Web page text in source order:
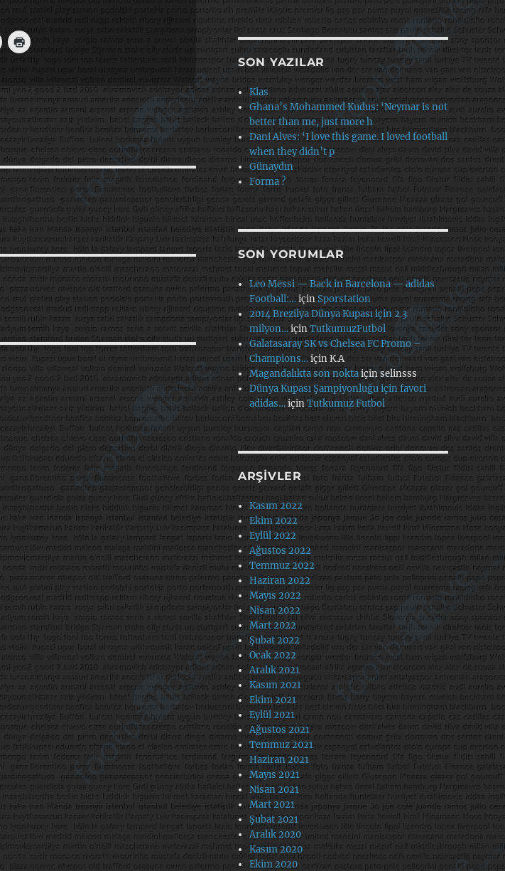
SON YAZILAR
Klas
Ghana’s Mohammed Kudus: ‘Neymar is not
better than me, just more h
Dani Alves: ‘I love this game. I loved football
when they didn’t p
Günaydın
Forma ?
SON YORUMLAR
Leo Messi — Back in Barcelona — adidas
Football:…içinSporstation
2014 Brezilya Dünya Kupası için 2.3
milyon…içinTutkumuzFutbol
Galatasaray SK vs Chelsea FC Promo –
Champions…içinK.A
Magandalıkta son noktaiçinselinsss
Dünya Kupası Şampiyonluğu için favori
adidas…içinTutkumuz Futbol
ARŞIVLER
Kasım 2022
Ekim 2022
Eylül 2022
Ağustos 2022
Temmuz 2022
Haziran 2022
Mayıs 2022
Nisan 2022
Mart 2022
Şubat 2022
Ocak 2022
Aralık 2021
Kasım 2021
Ekim 2021
Eylül 2021
Ağustos 2021
Temmuz 2021
Haziran 2021
Mayıs 2021
Nisan 2021
Mart 2021
Şubat 2021
Aralık 2020
Kasım 2020
Ekim 2020